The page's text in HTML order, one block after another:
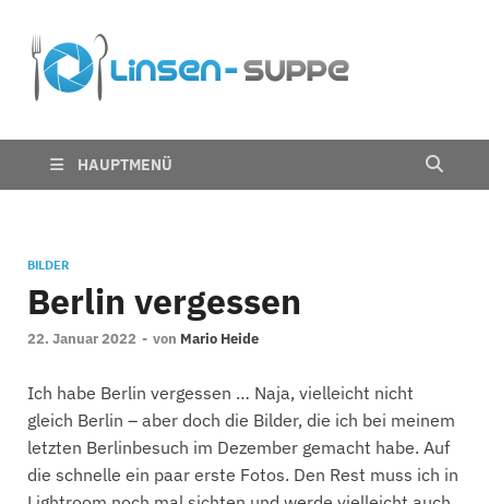
Suppe
HAUPTMENÜ
BILDER
Berlin vergessen
22. Januar 2022 - von Mario Heide
Ich habe Berlin vergessen … Naja, vielleicht nicht
gleich Berlin – aber doch die Bilder, die ich bei meinem
letzten Berlinbesuch im Dezember gemacht habe. Auf
die schnelle ein paar erste Fotos. Den Rest muss ich in